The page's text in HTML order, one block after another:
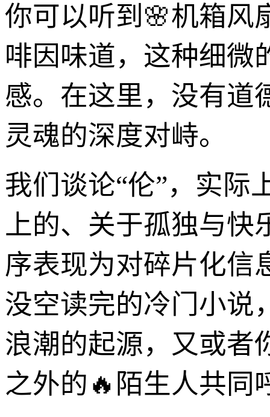
你可以听到🌸机箱风
啡因味道，这种细微
感。在这里，没有道
灵魂的深度对峙。
我们谈论“伦”，实
上的、关于孤独与快
序表现为对碎片化信
没空读完的冷门小说
浪潮的起源，又或者
之外的🔥陌生人共同